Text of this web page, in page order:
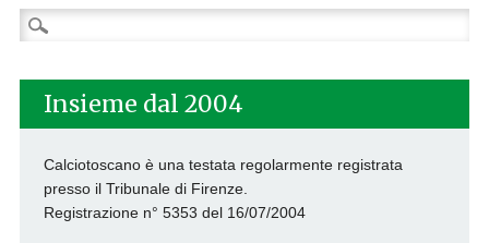
Ricerca
per:
Insieme dal 2004
Calciotoscano è una testata regolarmente registrata
presso il Tribunale di Firenze.
Registrazione n° 5353 del 16/07/2004